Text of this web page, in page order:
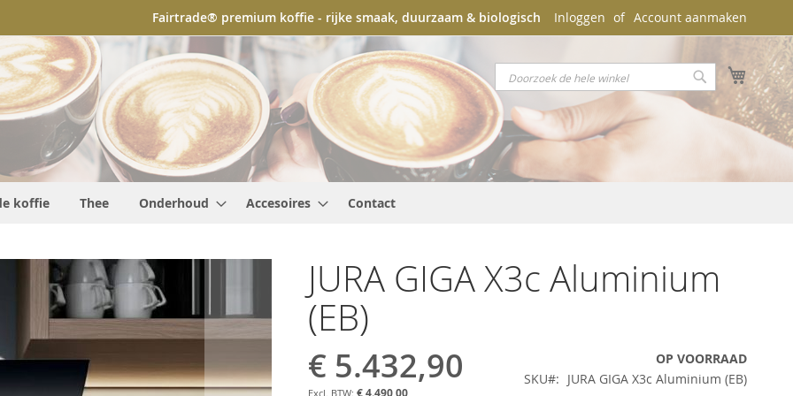
Fairtrade® premium koffie - rijke smaak, duurzaam & biologisch Inloggen Account aanmaken
Search
Search
koffie Thee Onderhoud Accesoires Contact
JURA GIGA X3c Aluminium
(EB)
€ 5.432,90
€ 4.490,00
OP VOORRAAD
SKU
JURA GIGA X3c Aluminium (EB)